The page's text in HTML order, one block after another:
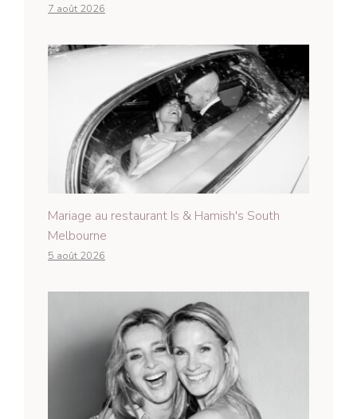
7 août 2026
Mariage au restaurant Is & Hamish's South
Melbourne
5 août 2026